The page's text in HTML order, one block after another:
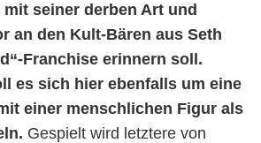
mit seiner derben Art und
an den Kult-Bären aus Seth
Franchise erinnern soll.
es sich hier ebenfalls um eine
einer menschlichen Figur als
Gespielt wird letztere von